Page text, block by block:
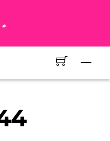
morgen in huis